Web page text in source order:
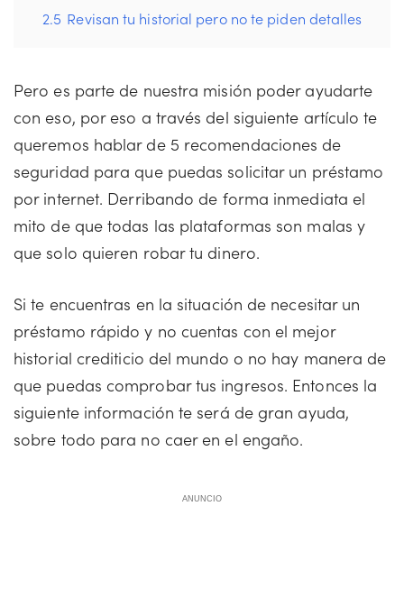
2.5 Revisan tu historial pero no te piden detalles
Pero es parte de nuestra misión poder ayudarte
con eso, por eso a través del siguiente artículo te
queremos hablar de 5 recomendaciones de
seguridad para que puedas solicitar un préstamo
por internet. Derribando de forma inmediata el
mito de que todas las plataformas son malas y
que solo quieren robar tu dinero.
Si te encuentras en la situación de necesitar un
préstamo rápido y no cuentas con el mejor
historial crediticio del mundo o no hay manera de
que puedas comprobar tus ingresos. Entonces la
siguiente información te será de gran ayuda,
sobre todo para no caer en el engaño.
ANUNCIO